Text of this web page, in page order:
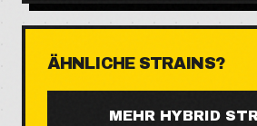
ÄHNLICHE STRAINS?
MEHR HYBRID